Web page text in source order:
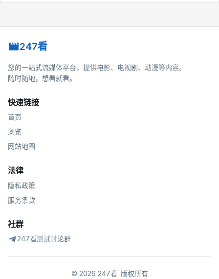
247看
您的一站式流媒体平台，提供电影、电视剧、动漫等内容。
随时随地，想看就看。
快速链接
首页
浏览
网站地图
法律
隐私政策
服务条款
社群
247看测试讨论群
© 2026 247看. 版权所有